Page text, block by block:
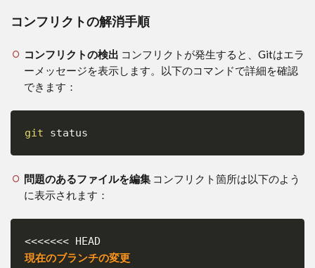
コンフリクトの解消手順
コンフリクトの検出 コンフリクトが発生すると、Gitはエラ
ーメッセージを表示します。以下のコマンドで詳細を確認
できます：
git status
問題のあるファイルを編集コンフリクト箇所は以下のよう
に表示されます：